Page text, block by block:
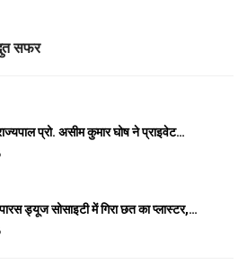
सफर
प्रो. असीम कुमार घोष ने प्राइवेट…
ड्यूज सोसाइटी में गिरा छत का प्लास्टर,…